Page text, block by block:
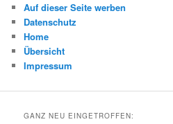
Auf dieser Seite werben
Datenschutz
Home
Übersicht
Impressum
GANZ NEU EINGETROFFEN: